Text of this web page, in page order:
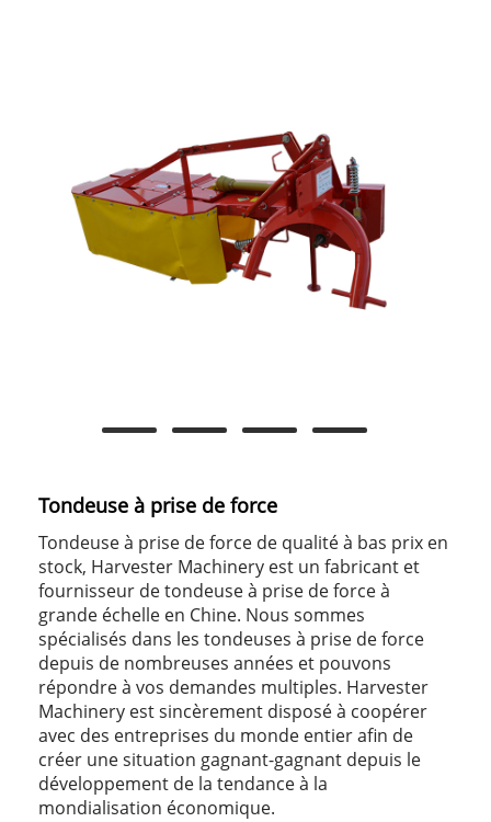
Tondeuse à prise de force
Tondeuse à prise de force de qualité à bas prix en
stock, Harvester Machinery est un fabricant et
fournisseur de tondeuse à prise de force à
grande échelle en Chine. Nous sommes
spécialisés dans les tondeuses à prise de force
depuis de nombreuses années et pouvons
répondre à vos demandes multiples. Harvester
Machinery est sincèrement disposé à coopérer
avec des entreprises du monde entier afin de
créer une situation gagnant-gagnant depuis le
développement de la tendance à la
mondialisation économique.